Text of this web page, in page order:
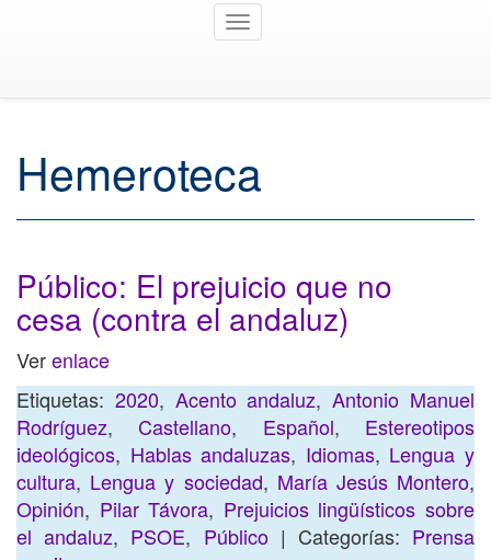
Toggle
Hemeroteca
Público: El prejuicio que no
cesa (contra el andaluz)
Verenlace
Etiquetas: 2020, Acento andaluz,Antonio Manuel
Rodríguez,Castellano, Español, Estereotipos
ideológicos, Hablas andaluzas, Idiomas, Lengua y
cultura, Lengua y sociedad, María Jesús Montero,
Opinión, Pilar Távora, Prejuicios lingüísticos sobre
el andaluz, PSOE, Público| Categorías: Prensa